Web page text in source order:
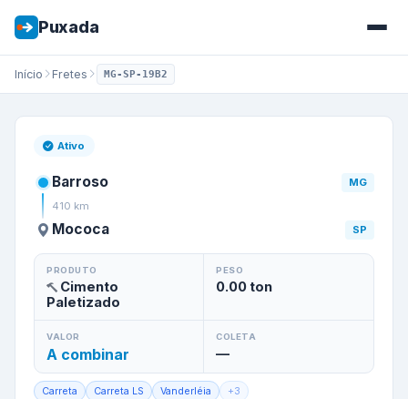
Puxada
Início Fretes MG-SP-19B2
Frete de
Ativo
Barroso
MG
410 km
Mococa SP
PRODUTO
Cimento
Paletizado
PESO
0.00ton
VALOR
A combinar
COLETA
—
Carreta Carreta LS Vanderléia +3